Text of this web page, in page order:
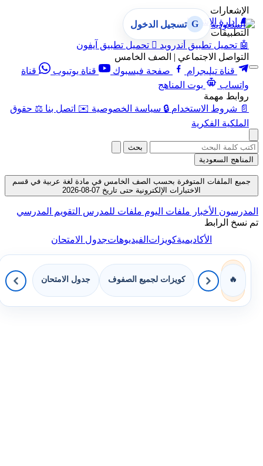
الإشعارات
🔔 إدارة الإشعارات
التطبيقات
🤖 تحميل تطبيق أندرويد  تحميل تطبيق آيفون
التواصل الاجتماعي | الصف الخامس
قناة تيليجرام
صفحة فيسبوك قناة يوتيوب
قناة
واتساب
بوت المناهج
روابط مهمة
📄 شروط الاستخدام 🔒 سياسة الخصوصية ✉️ اتصل بنا ⚖️ حقوق
الملكية الفكرية
G تسجيل الدخول
بحث
المناهج السعودية
جميع الملفات المتوفرة بحسب الصف الخامس في مادة لغة عربية في قسم
الاختبارات الإلكترونية حتى تاريخ 07-08-2026
المدرسون الأخبار ملفات اليوم ملفات للمدرس التقويم المدرسي
تم نسخ الرابط
الأكاديميةكويزاتالفيديوهاتجدول الامتحان
🔥 كويزات لجميع الصفوف جدول الامتحان